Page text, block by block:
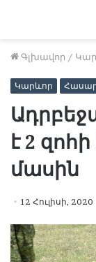
Գլխավոր /
Կարևոր
է 2
մասին
12 Հուլիսի, 2020